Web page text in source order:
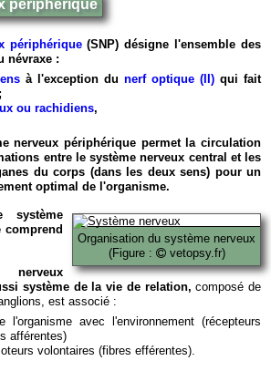
périphérique
périphérique(SNP) désigne l'ensemble des
névraxe :
à l'exception du nerf optique (II) qui fait
ou rachidiens,
nerveux périphérique permet la circulation
entre le système nerveux central et les
du corps (dans les deux sens) pour un
optimal de l'organisme.
Organisation du système nerveux
(Figure :
vetopsy.fr)
système
comprend
système de la vie de relation, composé de
est associé :
l'organisme avec l'environnement (récepteurs
afférentes)
volontaires (fibres efférentes).